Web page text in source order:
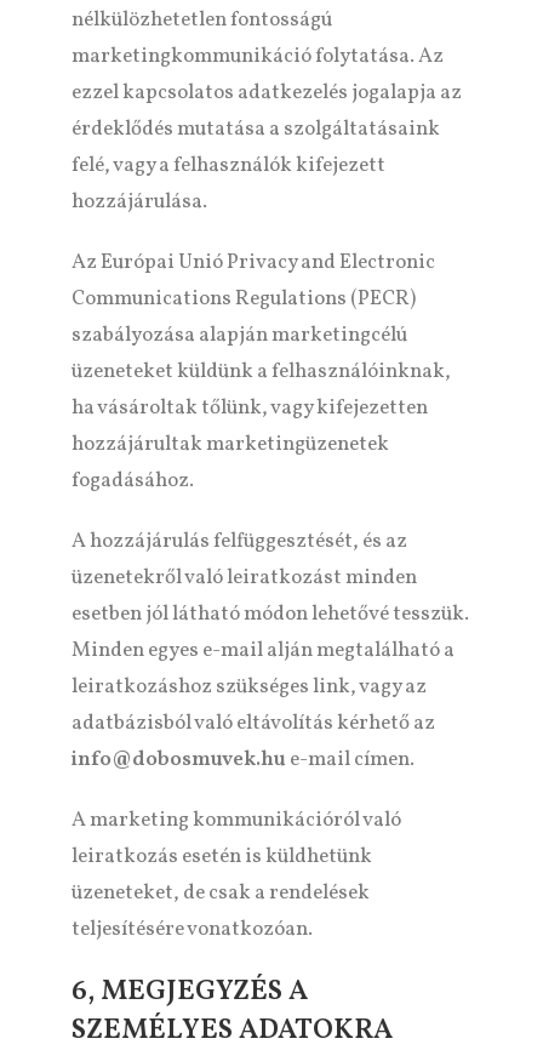
nélkülözhetetlen fontosságú
marketingkommunikáció folytatása. Az
ezzel kapcsolatos adatkezelés jogalapja az
érdeklődés mutatása a szolgáltatásaink
felé, vagy a felhasználók kifejezett
hozzájárulása.
Az Európai Unió Privacy and Electronic
Communications Regulations (PECR)
szabályozása alapján marketingcélú
üzeneteket küldünk a felhasználóinknak,
ha vásároltak tőlünk, vagy kifejezetten
hozzájárultak marketingüzenetek
fogadásához.
A hozzájárulás felfüggesztését, és az
üzenetekről való leiratkozást minden
esetben jól látható módon lehetővé tesszük.
Minden egyes e-mail alján megtalálható a
leiratkozáshoz szükséges link, vagy az
adatbázisból való eltávolítás kérhető az
info@dobosmuvek.hu e-mail címen.
A marketing kommunikációról való
leiratkozás esetén is küldhetünk
üzeneteket, de csak a rendelések
teljesítésére vonatkozóan.
6, MEGJEGYZÉS A
SZEMÉLYES ADATOKRA